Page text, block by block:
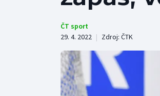
Cyklistika
ČT sport
29. 4. 2022 | Zdroj: ČTK